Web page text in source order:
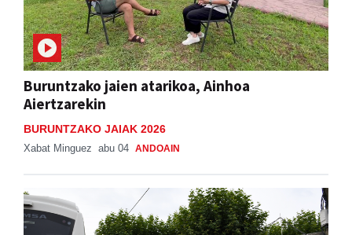
Buruntzako jaien atarikoa, Ainhoa
Aiertzarekin
BURUNTZAKO JAIAK 2026
Xabat Minguez abu 04 ANDOAIN